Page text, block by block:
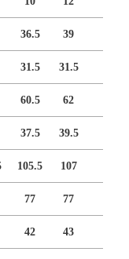
36.5 39
31.5 31.5
60.5 62
37.5 39.5
105.5 107
77 77
42 43